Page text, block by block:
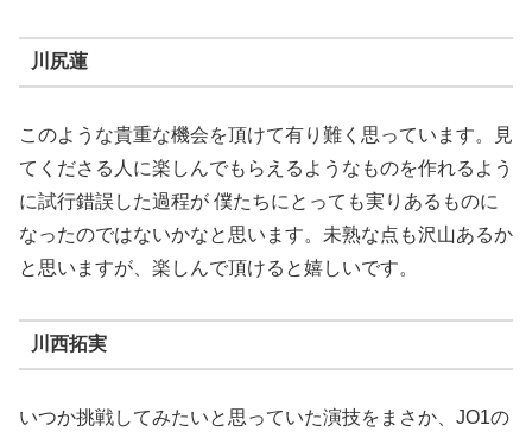
川尻蓮
このような貴重な機会を頂けて有り難く思っています。見
てくださる人に楽しんでもらえるようなものを作れるよう
に試行錯誤した過程が 僕たちにとっても実りあるものに
なったのではないかなと思います。未熟な点も沢山あるか
と思いますが、楽しんで頂けると嬉しいです。
川西拓実
いつか挑戦してみたいと思っていた演技をまさか、JO1の